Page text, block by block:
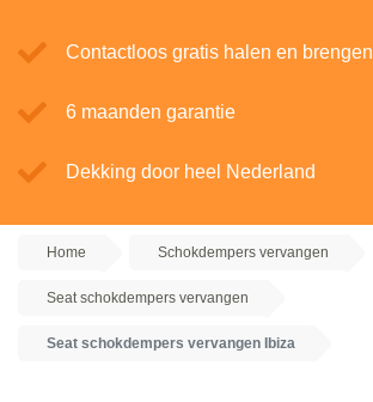
Contactloos gratis halen en brengen
6 maanden garantie
Dekking door heel Nederland
Home Schokdempers vervangen
Seat schokdempers vervangen
Seat schokdempers vervangen Ibiza